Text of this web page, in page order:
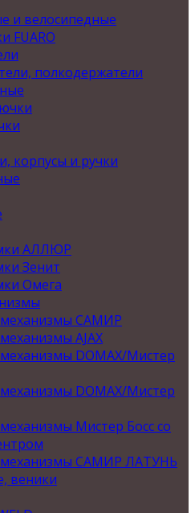
и велосипедные
FUARO
полкодержатели
корпусы и ручки
АЛЛЮР
Зенит
Омега
САМИР
AJAX
DOMAX/Мистер
DOMAX/Мистер
Мистер Босс со
САМИР ЛАТУНЬ
веники